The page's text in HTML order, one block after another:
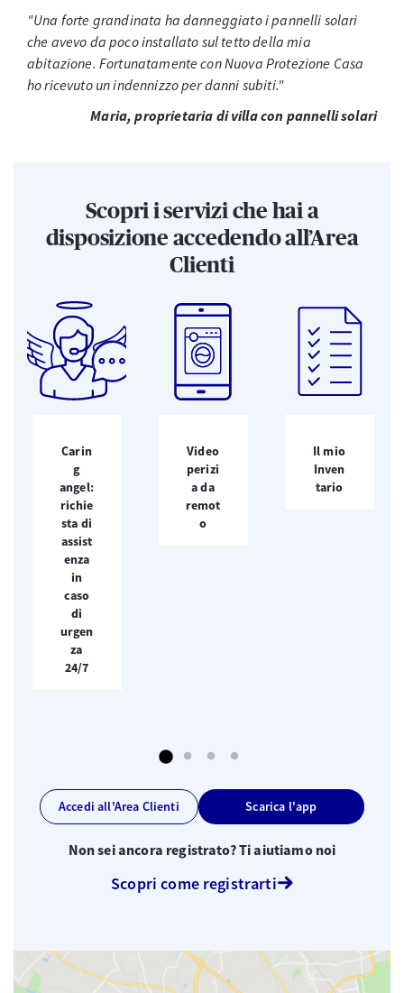
"Una forte grandinata ha danneggiato i pannelli solari
che avevo da poco installato sul tetto della mia
abitazione. Fortunatamente con Nuova Protezione Casa
ho ricevuto un indennizzo per danni subiti."
Maria, proprietaria di villa con pannelli solari
Scopri i servizi che hai a
disposizione accedendo all’Area
Clienti
Carin
g
angel:
richie
sta di
assist
enza
in
caso
di
urgen
za
24/7
Video
perizi
a da
remot
o
Il mio
Inven
tario
Accedi all'Area Clienti Scarica l'app
Non sei ancora registrato? Ti aiutiamo noi
Scopri come registrarti